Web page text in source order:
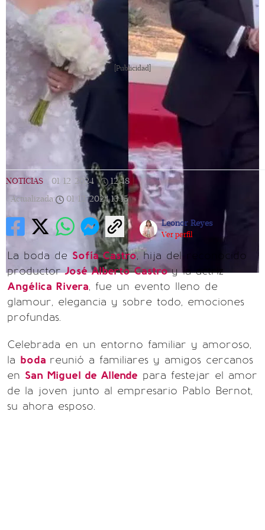
[Publicidad]
NOTICIAS 01/12/2024 | 12:48
Actualizada
01/12/2024 13:15
Leonor Reyes
Ver perfil
La boda de Sofía Castro, hija del reconocido
productorJosé Alberto Castroy la actriz
Angélica Rivera, fue un evento lleno de
glamour, elegancia y sobre todo, emociones
profundas.
Celebrada en un entorno familiar y amoroso,
la boda reunió a familiares y amigos cercanos
en San Miguel de Allende para festejar el amor
de la joven junto al empresario Pablo Bernot,
su ahora esposo.